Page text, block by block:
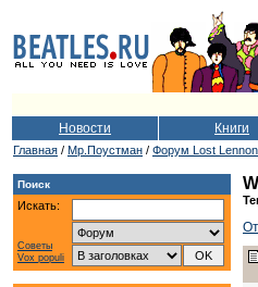
Новости Книги
Главная / Мр.Поустман / Форум Lost
Поиск
Искать:
Советы
Vox populi